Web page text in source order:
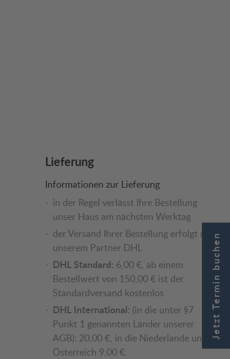
Lieferung
Informationen zur Lieferung
in der Regel verlässt Ihre Bestellung
unser Haus am nächsten Werktag
der Versand Ihrer Bestellung erfolgt mit
unserem Partner DHL
DHL Standard: 6,00 €, ab einem
Bestellwert von 150,00 € ist der
Standardversand kostenlos
DHL International: (in die unter §7
Punkt 1 genannten Länder unserer
AGB): 20,00 €, in die Niederlande und
Österreich 9,00 €.
Jetzt Termin buchen